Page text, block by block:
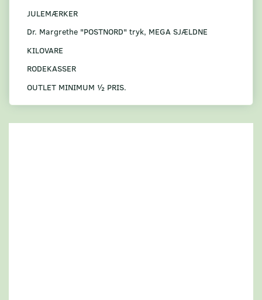
JULEMÆRKER
Dr. Margrethe "POSTNORD" tryk, MEGA SJÆLDNE
KILOVARE
RODEKASSER
OUTLET MINIMUM ½ PRIS.